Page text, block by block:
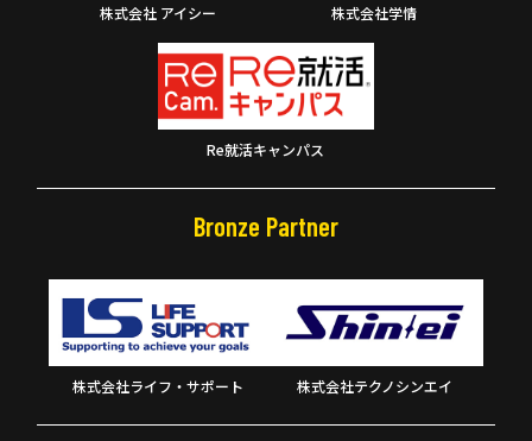
株式会社 アイシー 株式会社学情
Re就活キャンパス
Bronze Partner
株式会社ライフ・サポート 株式会社テクノシンエイ